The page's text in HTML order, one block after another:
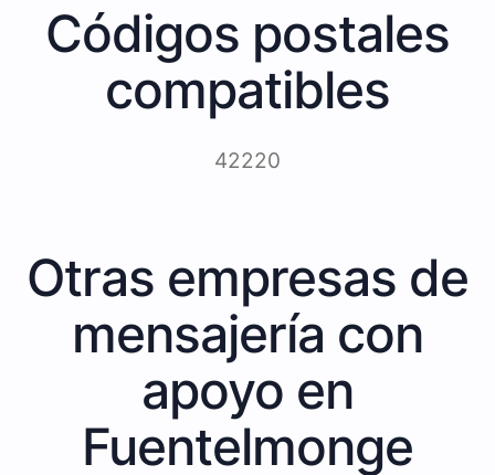
Códigos postales
compatibles
42220
Otras empresas de
mensajería con
apoyo en
Fuentelmonge